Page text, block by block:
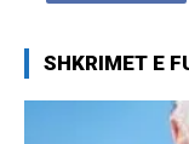
SHKRIMET E